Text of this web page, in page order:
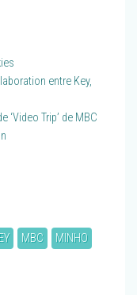
entre Key,
‘Video Trip’ de MBC
MBC MINHO